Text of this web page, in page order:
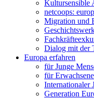
Kultursensible
netcoops:
Migration und
Dialog mit der
Europa erfahren
für Junge
für Erwachsene
Internationaler
Generation